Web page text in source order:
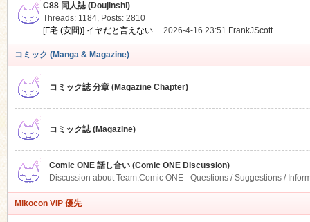
C88 同人誌 (Doujinshi)
Threads: 1184, Posts: 2810
[F宅 (安間)] イヤだと言えない ... 2026-4-16 23:51 FrankJScott
コミック (Manga & Magazine)
コミック誌 分章 (Magazine Chapter)
コミック誌 (Magazine)
Comic ONE 話し合い (Comic ONE Discussion)
Discussion about Team.Comic ONE - Questions / Suggestions /
Mikocon VIP 優先